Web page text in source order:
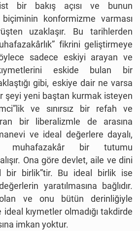
bir bakış açısı ve bunun
konformizme varması
uzaklaşır. Bu tarihlerden
fikrini geliştirmeye
sadece eskiyi arayan ve
eskide bulan bir
gibi, eskiye dair ne varsa
şeyi yeni baştan kurmak isteyen
ve sınırsız bir refah ve
bir liberalizmle de arasına
ve ideal değerlere dayalı,
muhafazakâr bir tutumu
Ona göre devlet, aile ve dini
bir birlik”tir. Bu ideal birlik ise
yaratılmasına bağlıdır.
ve onu bütün derinliğiyle
kıymetler olmadığı takdirde
imkan yoktur.